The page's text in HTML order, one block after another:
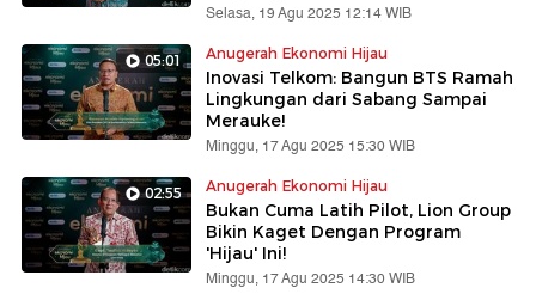
Selasa, 19 Agu 2025 12:14 WIB
05:01 Anugerah Ekonomi Hijau
Inovasi Telkom: Bangun BTS Ramah
Lingkungan dari Sabang Sampai
Merauke!
Minggu, 17 Agu 2025 15:30 WIB
02:55 Anugerah Ekonomi Hijau
Bukan Cuma Latih Pilot, Lion Group
Bikin Kaget Dengan Program
'Hijau' Ini!
Minggu, 17 Agu 2025 14:30 WIB